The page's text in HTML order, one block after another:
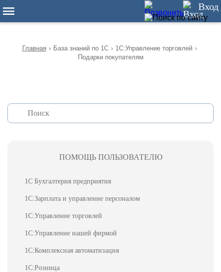
Вход
Главная › База знаний по 1С › 1С:Управление торговлей ›
Подарки покупателям
ПОМОЩЬ ПОЛЬЗОВАТЕЛЮ
1С Бухгалтерия предприятия
1С:Зарплата и управление персоналом
1С:Управление торговлей
1С:Управление нашей фирмой
1С:Комплексная автоматизация
1С:Розница